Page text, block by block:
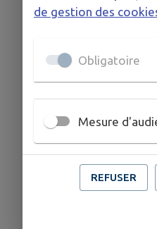
de gestion des
Obligatoire
Mesure
REFUSER